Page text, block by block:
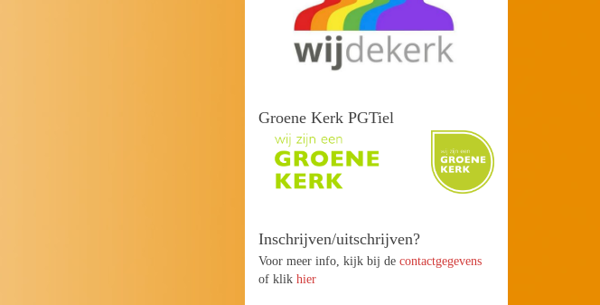
Groene Kerk PGTiel
Inschrijven/uitschrijven?
Voor meer info, kijk bij decontactgegevens
of klikhier